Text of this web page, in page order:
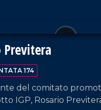
Previtera
174
del comitato
IGP, Rosario